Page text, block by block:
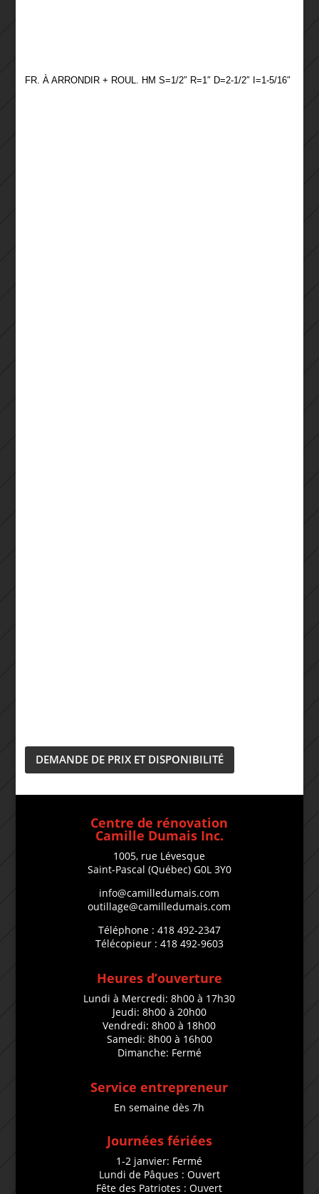
FR. À ARRONDIR + ROUL. HM S=1/2″ R=1″ D=2-1/2″ I=1-5/16″
DEMANDE DE PRIX ET DISPONIBILITÉ
Centre de rénovation
Camille Dumais Inc.
1005, rue Lévesque
Saint-Pascal (Québec) G0L 3Y0
info@camilledumais.com
outillage@camilledumais.com
Téléphone : 418 492-2347
Télécopieur : 418 492-9603
Heures d’ouverture
Lundi à Mercredi: 8h00 à 17h30
Jeudi: 8h00 à 20h00
Vendredi: 8h00 à 18h00
Samedi: 8h00 à 16h00
Dimanche: Fermé
Service entrepreneur
En semaine dès 7h
Journées fériées
1-2 janvier: Fermé
Lundi de Pâques : Ouvert
Fête des Patriotes : Ouvert